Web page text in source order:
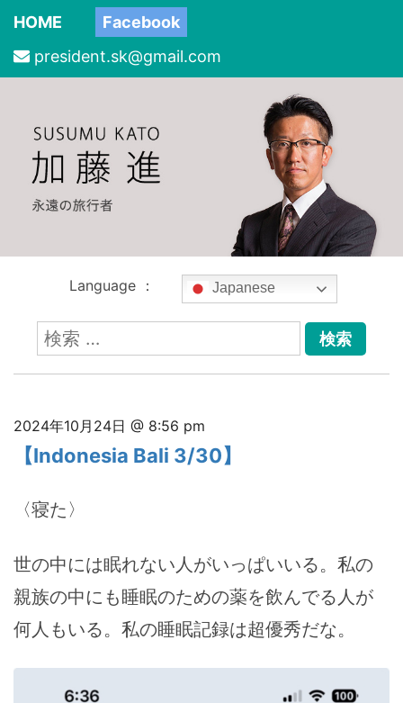
HOME
Facebook
president.sk@gmail.com
Language ： Japanese
検
索:
2024年10月24日 @ 8:56 pm
【Indonesia Bali 3/30】
〈寝た〉
世の中には眠れない人がいっぱいいる。私の
親族の中にも睡眠のための薬を飲んでる人が
何人もいる。私の睡眠記録は超優秀だな。